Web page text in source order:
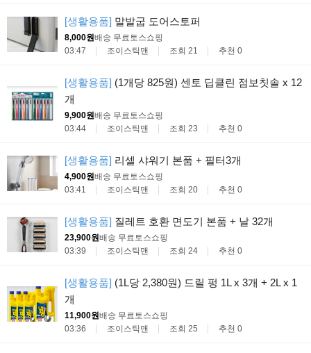
[생활용품] 말발굽 도어스토퍼
8,000원배송 무료토스쇼핑
03:47
조이스틱맨 조회 21 추천 0
[생활용품] (1개당 825원) 센토 딥클린 점보칫솔 x 12
개
9,900원배송 무료토스쇼핑
03:44
조이스틱맨 조회 23 추천 0
[생활용품] 리셀 샤워기 본품 + 필터3개
4,900원배송 무료토스쇼핑
03:41
조이스틱맨 조회 20 추천 0
[생활용품] 질레트 호환 면도기 본품 + 날 32개
23,900원배송 무료토스쇼핑
03:39
조이스틱맨 조회 24 추천 0
[생활용품] (1L당 2,380원) 드릴 펑 1L x 3개 + 2L x 1
개
11,900원배송 무료토스쇼핑
03:36
조이스틱맨 조회 25 추천 0